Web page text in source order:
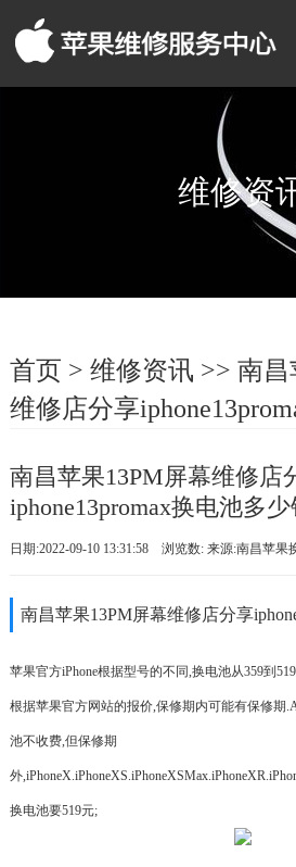
维修资
首页 > 维修资讯 >> 南昌
维修店分享
南昌苹果13PM屏幕维修店
iphone13promax换电池多少
日期:2022-09-10 13:31:58 浏览数:来源:南昌苹果
南昌苹果13PM屏幕维修店分享
苹果官方iPhone根据型号的不同,换电池从359到
根据苹果官方网站的报价,保修期内可能有保修期
池不收费,但保修期
外
换电池要519元;